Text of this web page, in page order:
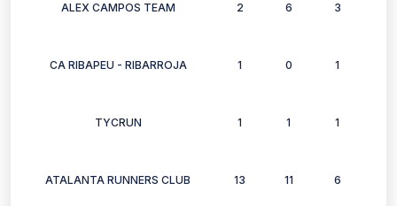
ALEX CAMPOS TEAM 2 6 3
CA RIBAPEU - RIBARROJA 1 0 1
TYCRUN 1 1 1
ATALANTA RUNNERS CLUB 13 11 6